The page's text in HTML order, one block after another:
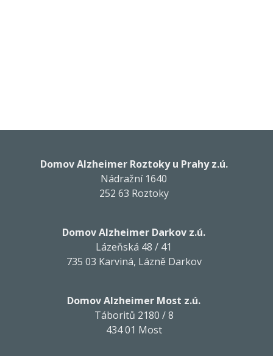
Domov Alzheimer Roztoky u Prahy z.ú.
Nádražní 1640
252 63 Roztoky
Domov Alzheimer Darkov z.ú.
Lázeňská 48 / 41
735 03 Karviná, Lázně Darkov
Domov Alzheimer Most z.ú.
Táboritů 2180 / 8
434 01 Most